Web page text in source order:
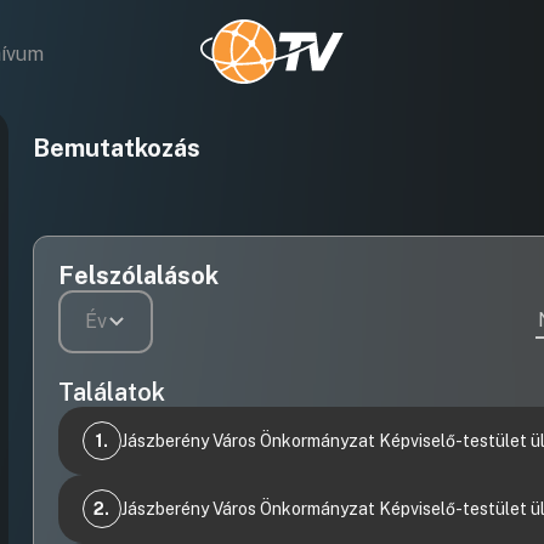
Bemutatkozás
Felszólalások
Év
Találatok
1. Jászberény Város Önkormányzat Képviselő-testület
Napirendi előtt
2. Jászberény Város Önkormányzat Képviselő-testület